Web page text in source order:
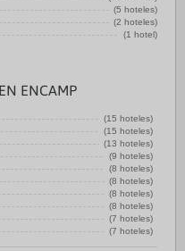
(5 hoteles)
(2 hoteles)
(1 hotel)
ENCAMP
(15 hoteles)
(15 hoteles)
(13 hoteles)
(9 hoteles)
(8 hoteles)
(8 hoteles)
(8 hoteles)
(8 hoteles)
(7 hoteles)
(7 hoteles)